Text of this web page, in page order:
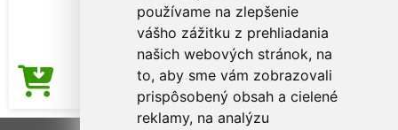
používame na zlepšenie
vášho zážitku z prehliadania
našich webových stránok, na
to, aby sme vám zobrazovali
prispôsobený obsah a cielené
reklamy, na analýzu
Cena od 2,86€